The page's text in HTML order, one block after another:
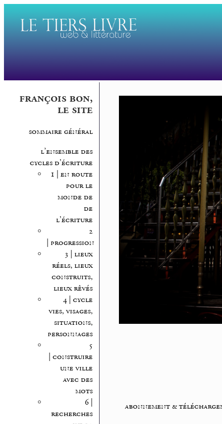
françois bon,
le site
sommaire général
l’ensemble des
cycles d’écriture
1 | en route
pour le
monde de
de
l’écriture
2
| progression
3 | lieux
réels, lieux
construits,
lieux rêvés
4 | cycle
vies, visages,
situations,
personnages
5
| construire
une ville
avec des
mots
6 |
recherches
abonnement &